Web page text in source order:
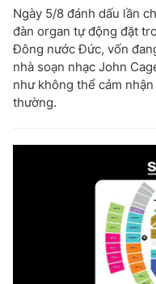
Ngày 5/8 đánh dấu lần
đàn organ tự động đặt
Đông nước Đức, vốn
nhà soạn nhạc John
như không thể cảm
thường.